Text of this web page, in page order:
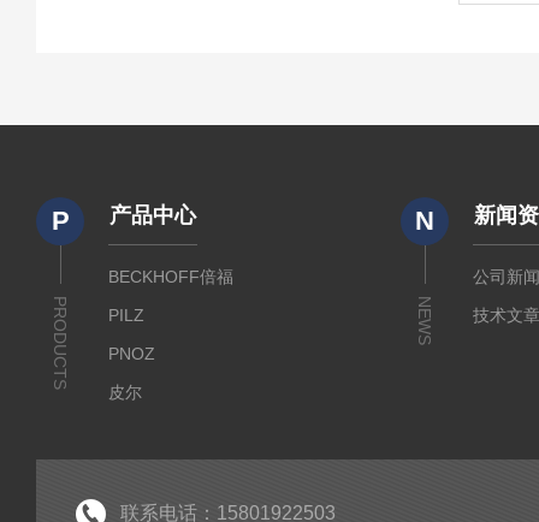
P
PRODUCTS
产品中心
BECKHOFF倍福
PILZ
PNOZ
皮尔
EK
N
NEWS
新闻
公司新
技术文
联系电话：15801922503